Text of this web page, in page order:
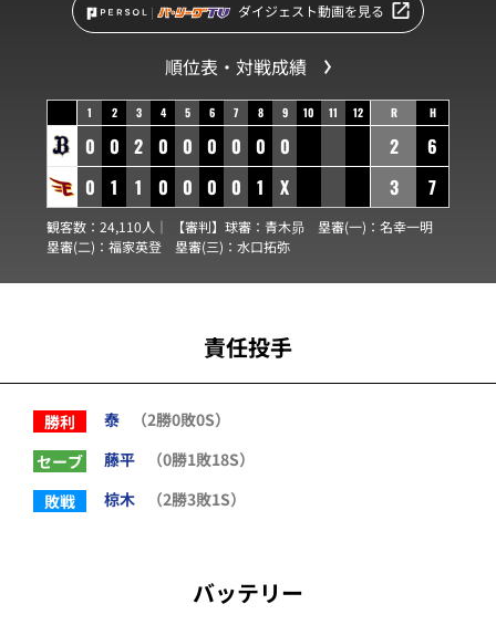
ダイジェスト動画を見る
順位表・対戦成績
1 2 3 4 5 6 7 8 9 10 11 12
0 0 2 0 0 0 0 0 0
0
1 1 0 0 0 0 1 X
R H
2
6
3
7
観客数：24,110人｜ 【審判】球審： 青木昴 塁審(一)： 名幸一明
塁審(二)： 福家英登 塁審(三)： 水口拓弥
責任投手
勝利 泰
（2勝0敗0S）
セーブ
藤平
（0勝1敗18S）
敗戦
椋木 （2勝3敗1S）
バッテリー